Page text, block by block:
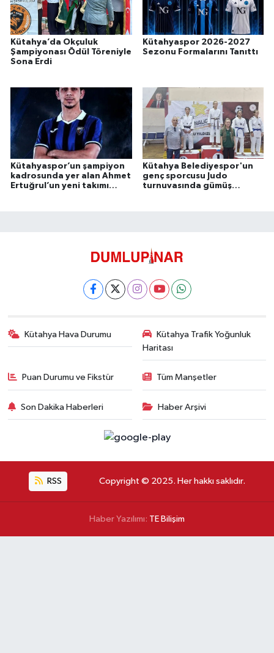
Kütahya’da Okçuluk
Şampiyonası Ödül Töreniyle
Sona Erdi
Kütahyaspor 2026-2027
Sezonu Formalarını Tanıttı
Kütahyaspor’un şampiyon
kadrosunda yer alan Ahmet
Ertuğrul’un yeni takımı
Kütahya Belediyespor'un
genç sporcusu Judo
turnuvasında gümüş
Kütahya Hava Durumu
Kütahya Trafik Yoğunluk
Haritası
Puan Durumu ve Fikstür Tüm Manşetler
Son Dakika Haberleri Haber Arşivi
RSS Copyright © 2025. Her hakkı saklıdır.
Haber Yazılımı: TE Bilişim